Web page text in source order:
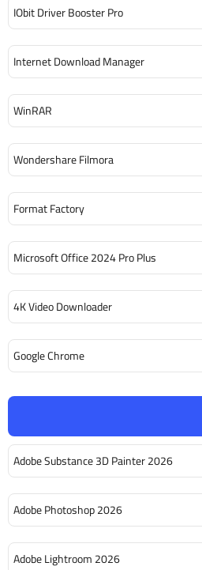
Adobe Substance 3D Painter 2026
Adobe Photoshop 2026
Adobe Lightroom 2026
IObit Driver Booster Pro
Internet Download Manager
WinRAR
Wondershare Filmora
Format Factory
Microsoft Office 2024 Pro Plus
4K Video Downloader
Google Chrome